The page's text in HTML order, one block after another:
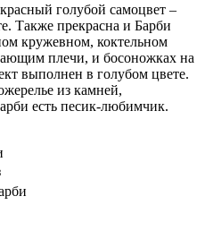
голубой самоцвет –
Также прекрасна и Барби
кружевном, коктельном
плечи, и босоножках на
выполнен в голубом цвете.
из камней,
есть песик-любимчик.